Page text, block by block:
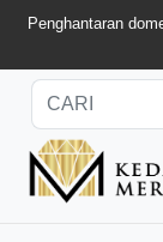
Penghantaran